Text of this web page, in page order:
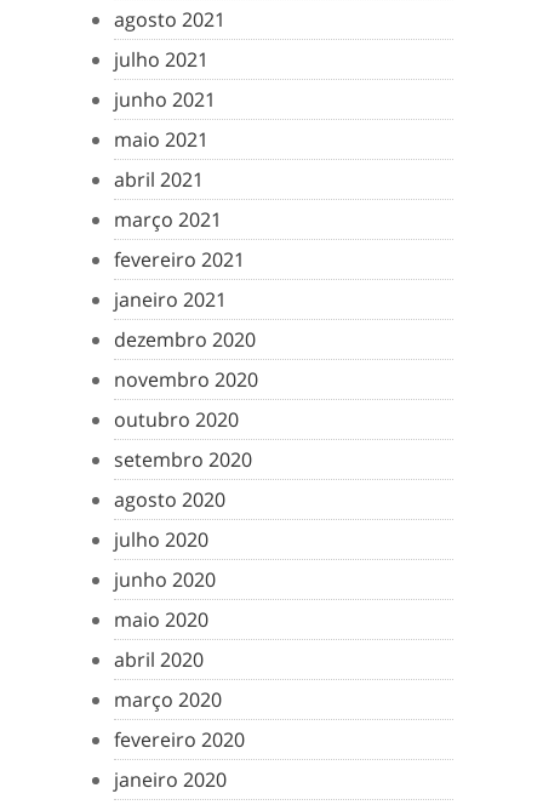
agosto 2021
julho 2021
junho 2021
maio 2021
abril 2021
março 2021
fevereiro 2021
janeiro 2021
dezembro 2020
novembro 2020
outubro 2020
setembro 2020
agosto 2020
julho 2020
junho 2020
maio 2020
abril 2020
março 2020
fevereiro 2020
janeiro 2020